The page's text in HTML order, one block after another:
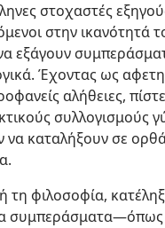
στοχαστές
στην ικανότητά
εξάγουν
Έχοντας ως
αλήθειες,
συλλογισμούς
καταλήξουν σε
τη φιλοσοφία,
συμπεράσματα​—όπως